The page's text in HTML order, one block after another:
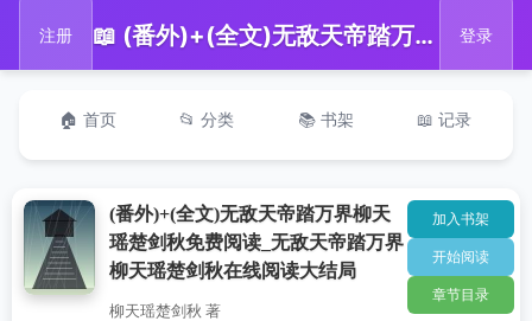
注册 📖 (番外)+(全文)无敌天帝踏万界柳天瑶楚剑秋免费阅读_无敌天帝踏万界柳天瑶楚剑秋在线阅读大结局 登录
🏠 首页 📂 分类 📚 书架 📖 记录
(番外)+(全文)无敌天帝踏万界柳天
瑶楚剑秋免费阅读_无敌天帝踏万界
柳天瑶楚剑秋在线阅读大结局
柳天瑶楚剑秋 著
加入书架
开始阅读
章节目录